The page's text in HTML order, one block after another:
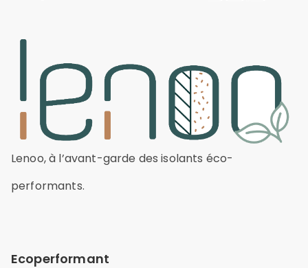
Lenoo, à l’avant-garde des isolants éco-
performants.
Ecoperformant